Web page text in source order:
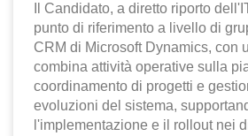
PT
Il Candidato, a diretto riporto
punto di riferimento a livello di
CRM di Microsoft Dynamics, con
combina attività operative sulla
coordinamento di progetti e
evoluzioni del sistema,
l'implementazione e il rollout nei